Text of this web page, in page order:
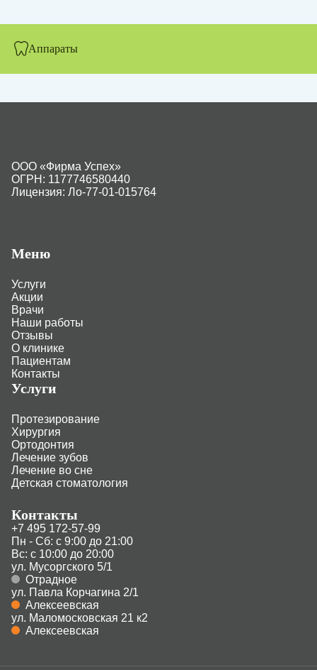
Аппараты
ООО «Фирма Успех»
ОГРН: 1177746580440
Лицензия: Ло-77-01-015764
Меню
Услуги
Акции
Врачи
Наши работы
Отзывы
О клинике
Пациентам
Контакты
Услуги
Протезирование
Хирургия
Ортодонтия
Лечение зубов
Лечение во сне
Детская стоматология
Контакты
+7 495 172-57-99
Пн - Сб: с 9:00 до 21:00
Вс: с 10:00 до 20:00
ул. Мусоргского 5/1
Отрадное
ул. Павла Корчагина 2/1
Алексеевская
ул. Маломосковская 21 к2
Алексеевская